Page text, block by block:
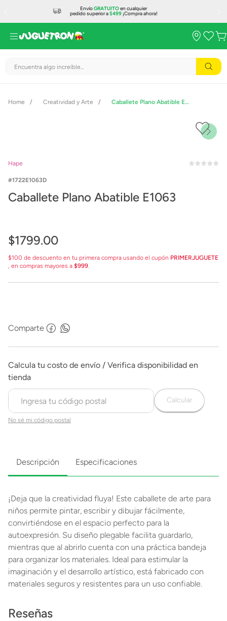
EnvíoGRATUITOen cualquier
pedido superior a$499¡Compra ahora!
Encuentra algo increíble...
Creatividad y Arte Caballete Plano Abatible E1063
Hape
1722E1063D
Caballete Plano Abatible E1063
$1799.00
$100 de descuento en tu primera compra usando el cupón PRIMERJUGUETE
, en compras mayores a $999.
Comparte
No sé mi código postal
Calcular
Descripción Especificaciones
¡Deja que la creatividad fluya! Este caballete de arte para
niños permite pintar, escribir y dibujar fácilmente,
convirtiéndose en el espacio perfecto para la
autoexpresión. Su diseño plegable facilita guardarlo,
mientras que al abrirlo cuenta con una práctica bandeja
para organizar los materiales. Ideal para estimular la
imaginación y el desarrollo artístico, está fabricado con
materiales seguros y resistentes para un uso confiable.
Reseñas